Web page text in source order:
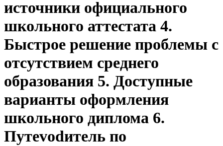
источники официального
школьного аттестата 4.
Быстрое решение проблемы с
отсутствием среднего
образования 5. Доступные
варианты оформления
школьного диплома 6.
Путеvodитель по